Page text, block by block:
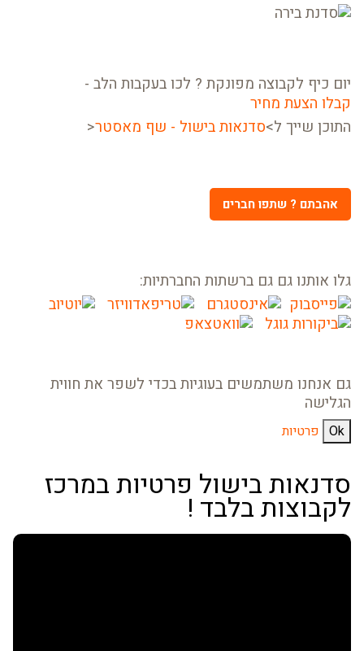
יום כיף לקבוצה מפונקת ? לכו בעקבות הלב -
קבלו הצעת מחיר
התוכן שייך ל>סדנאות בישול - שף מאסטר<
אהבתם ? שתפו חברים
גלו אותנו גם גם ברשתות החברתיות:
גם אנחנו משתמשים בעוגיות בכדי לשפר את חווית
הגלישה
Ok פרטיות
סדנאות בישול פרטיות במרכז
לקבוצות בלבד !